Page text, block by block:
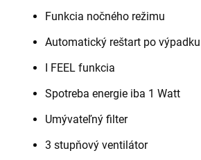
Funkcia nočného režimu
Automatický reštart po
I FEEL funkcia
Spotreba energie iba 1 Watt
Umývateľný filter
3 stupňový ventilátor